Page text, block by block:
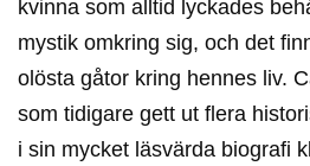
kvinna som alltid lyckades
mystik omkring sig, och det
olösta gåtor kring hennes liv.
som tidigare gett ut flera
i sin mycket läsvärda biografi